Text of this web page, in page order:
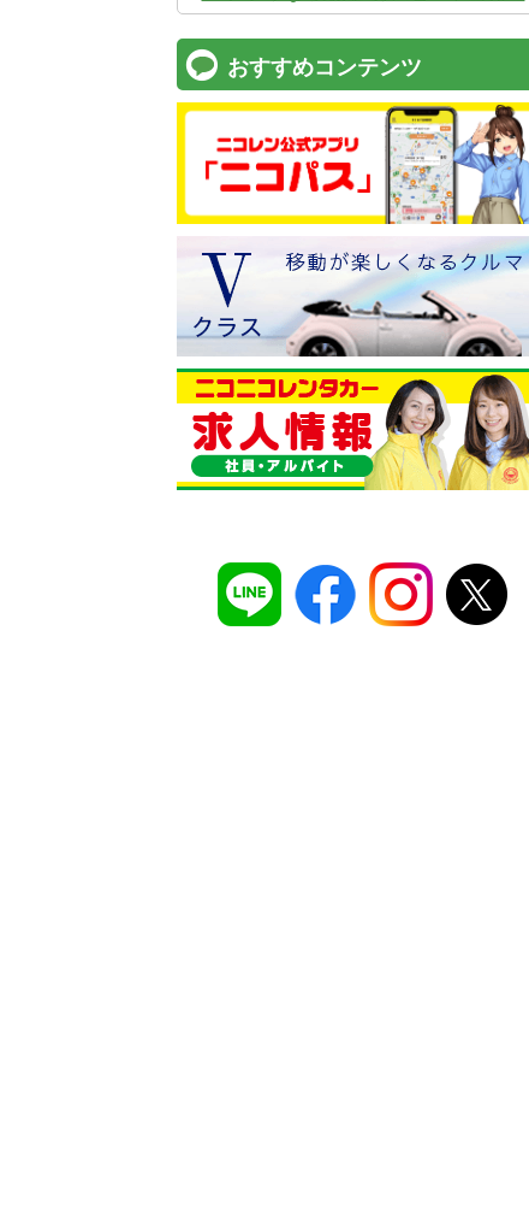
おすすめコンテンツ